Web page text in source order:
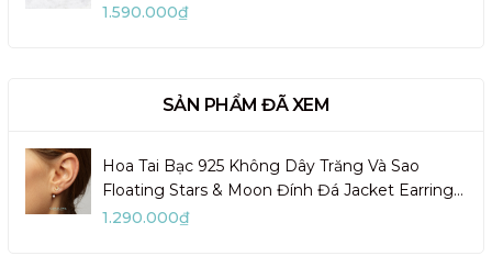
1.590.000₫
SẢN PHẨM ĐÃ XEM
Hoa Tai Bạc 925 Không Dây Trăng Và Sao
Floating Stars & Moon Đính Đá Jacket Earrings
- BE93
1.290.000₫